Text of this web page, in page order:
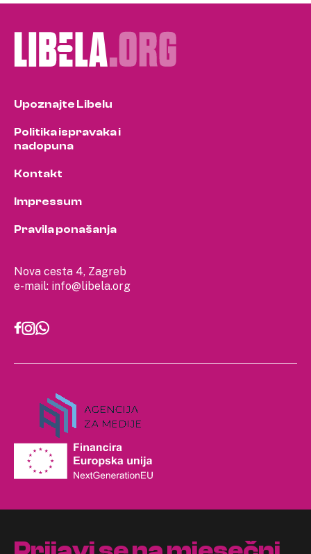
Nova cesta 4, Zagreb
e-mail: info@libela.org
Upoznajte Libelu
Politika ispravaka i
nadopuna
Kontakt
Impressum
Pravila ponašanja